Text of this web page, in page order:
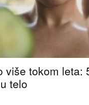
više tokom leta:
telo